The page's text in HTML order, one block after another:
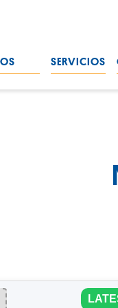
SERVICIOS